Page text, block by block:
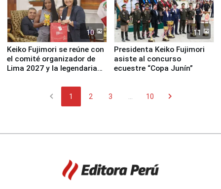
10
Keiko Fujimori se reúne con
el comité organizador de
Lima 2027 y la legendaria
11
Presidenta Keiko Fujimori
asiste al concurso
ecuestre “Copa Junín”
chevron_left 1 2 3 ... 10 chevron_right